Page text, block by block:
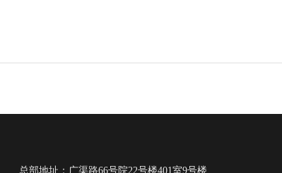
总部地址：广渠路66号院22号楼401室9号楼